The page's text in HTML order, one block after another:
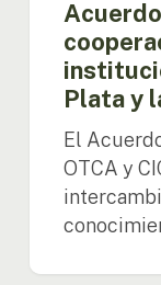
Amazónica
Plata y
El
OTCA y